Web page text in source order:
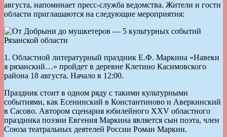
августа, напоминает пресс-служба ведомства. Жители и гости
области приглашаются на следующие мероприятия:
1. Областной литературный праздник Е.Ф. Маркина «Навеки
я рязанский…» пройдет в деревне Клетино Касимовского
района 18 августа. Начало в 12:00.
Праздник стоит в одном ряду с такими культурными
событиями, как Есенинский в Константиново и Аверкинский
в Сасово. Автором сценария юбилейного ХХV областного
праздника поэзии Евгения Маркина является сын поэта, член
Союза театральных деятелей России Роман Маркин.